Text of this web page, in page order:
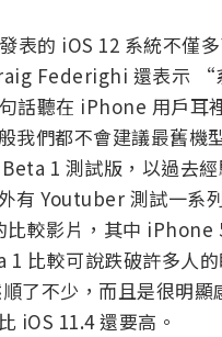
表的 iOS 12 系統不僅多
Federighi 還表示 “
話聽在 iPhone 用戶耳
我們都不會建議最舊機
1 測試版，以過去
有 Youtuber 測試一系
比較影片，其中 iPhone
1 比較可說跌破許多人
了不少，而且是很明顯
iOS 11.4 還要高。